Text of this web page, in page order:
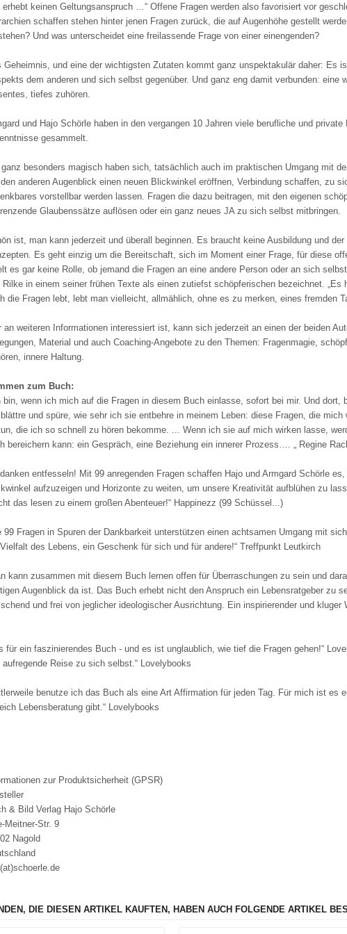
erhebt keinen Geltungsanspruch …“ Offene Fragen werden also favorisiert vor
schaffen stehen hinter jenen Fragen zurück, die auf Augenhöhe gestellt
Und was unterscheidet eine freilassende Frage von einer einengenden?
Geheimnis, und eine der wichtigsten Zutaten kommt ganz unspektakulär daher: Es
dem anderen und sich selbst gegenüber. Und ganz eng damit verbunden: eine
tiefes zuhören.
und Hajo Schörle haben in den vergangen 10 Jahren viele berufliche und
gesammelt.
besonders magisch haben sich, tatsächlich auch im praktischen Umgang mit
anderen Augenblick einen neuen Blickwinkel eröffnen, Verbindung schaffen, zu
vorstellbar werden lassen. Fragen die dazu beitragen, mit den eigenen
Glaubenssätze auflösen oder ein ganz neues JA zu sich selbst mitbringen.
ist, man kann jederzeit und überall beginnen. Es braucht keine Ausbildung und
Es geht einzig um die Bereitschaft, sich im Moment einer Frage, für diese
es gar keine Rolle, ob jemand die Fragen an eine andere Person oder an sich
Rilke in einem seiner frühen Texte als einen zutiefst schöpferischen bezeichnet.
die Fragen lebt, lebt man vielleicht, allmählich, ohne es zu merken, eines fremden
an weiteren Informationen interessiert ist, kann sich jederzeit an einen der beiden
Material und auch Coaching-Angebote zu den Themen: Fragenmagie,
innere Haltung.
zum Buch:
bin, wenn ich mich auf die Fragen in diesem Buch einlasse, sofort bei mir. Und
blättre und spüre, wie sehr ich sie entbehre in meinem Leben: diese Fragen, die
die ich so schnell zu hören bekomme. ... Wenn ich sie auf mich wirken lasse,
bereichern kann: ein Gespräch, eine Beziehung ein innerer Prozess…. „ Regine
entfesseln! Mit 99 anregenden Fragen schaffen Hajo und Armgard Schörle
aufzuzeigen und Horizonte zu weiten, um unsere Kreativität aufblühen zu
das lesen zu einem großen Abenteuer!“ Happinezz (99 Schüssel...)
99 Fragen in Spuren der Dankbarkeit unterstützen einen achtsamen Umgang mit
des Lebens, ein Geschenk für sich und für andere!“ Treffpunkt Leutkirch
kann zusammen mit diesem Buch lernen offen für Überraschungen zu sein und
Augenblick da ist. Das Buch erhebt nicht den Anspruch ein Lebensratgeber zu
und frei von jeglicher ideologischer Ausrichtung. Ein inspirierender und kluger
für ein faszinierendes Buch - und es ist unglaublich, wie tief die Fragen gehen!“
aufregende Reise zu sich selbst.“ Lovelybooks
benutze ich das Buch als eine Art Affirmation für jeden Tag. Für mich ist es
Lebensberatung gibt.“ Lovelybooks
zur Produktsicherheit (GPSR)
& Bild Verlag Hajo Schörle
Meitner-Str. 9
Nagold
DIE DIESEN ARTIKEL KAUFTEN, HABEN AUCH FOLGENDE ARTIKEL